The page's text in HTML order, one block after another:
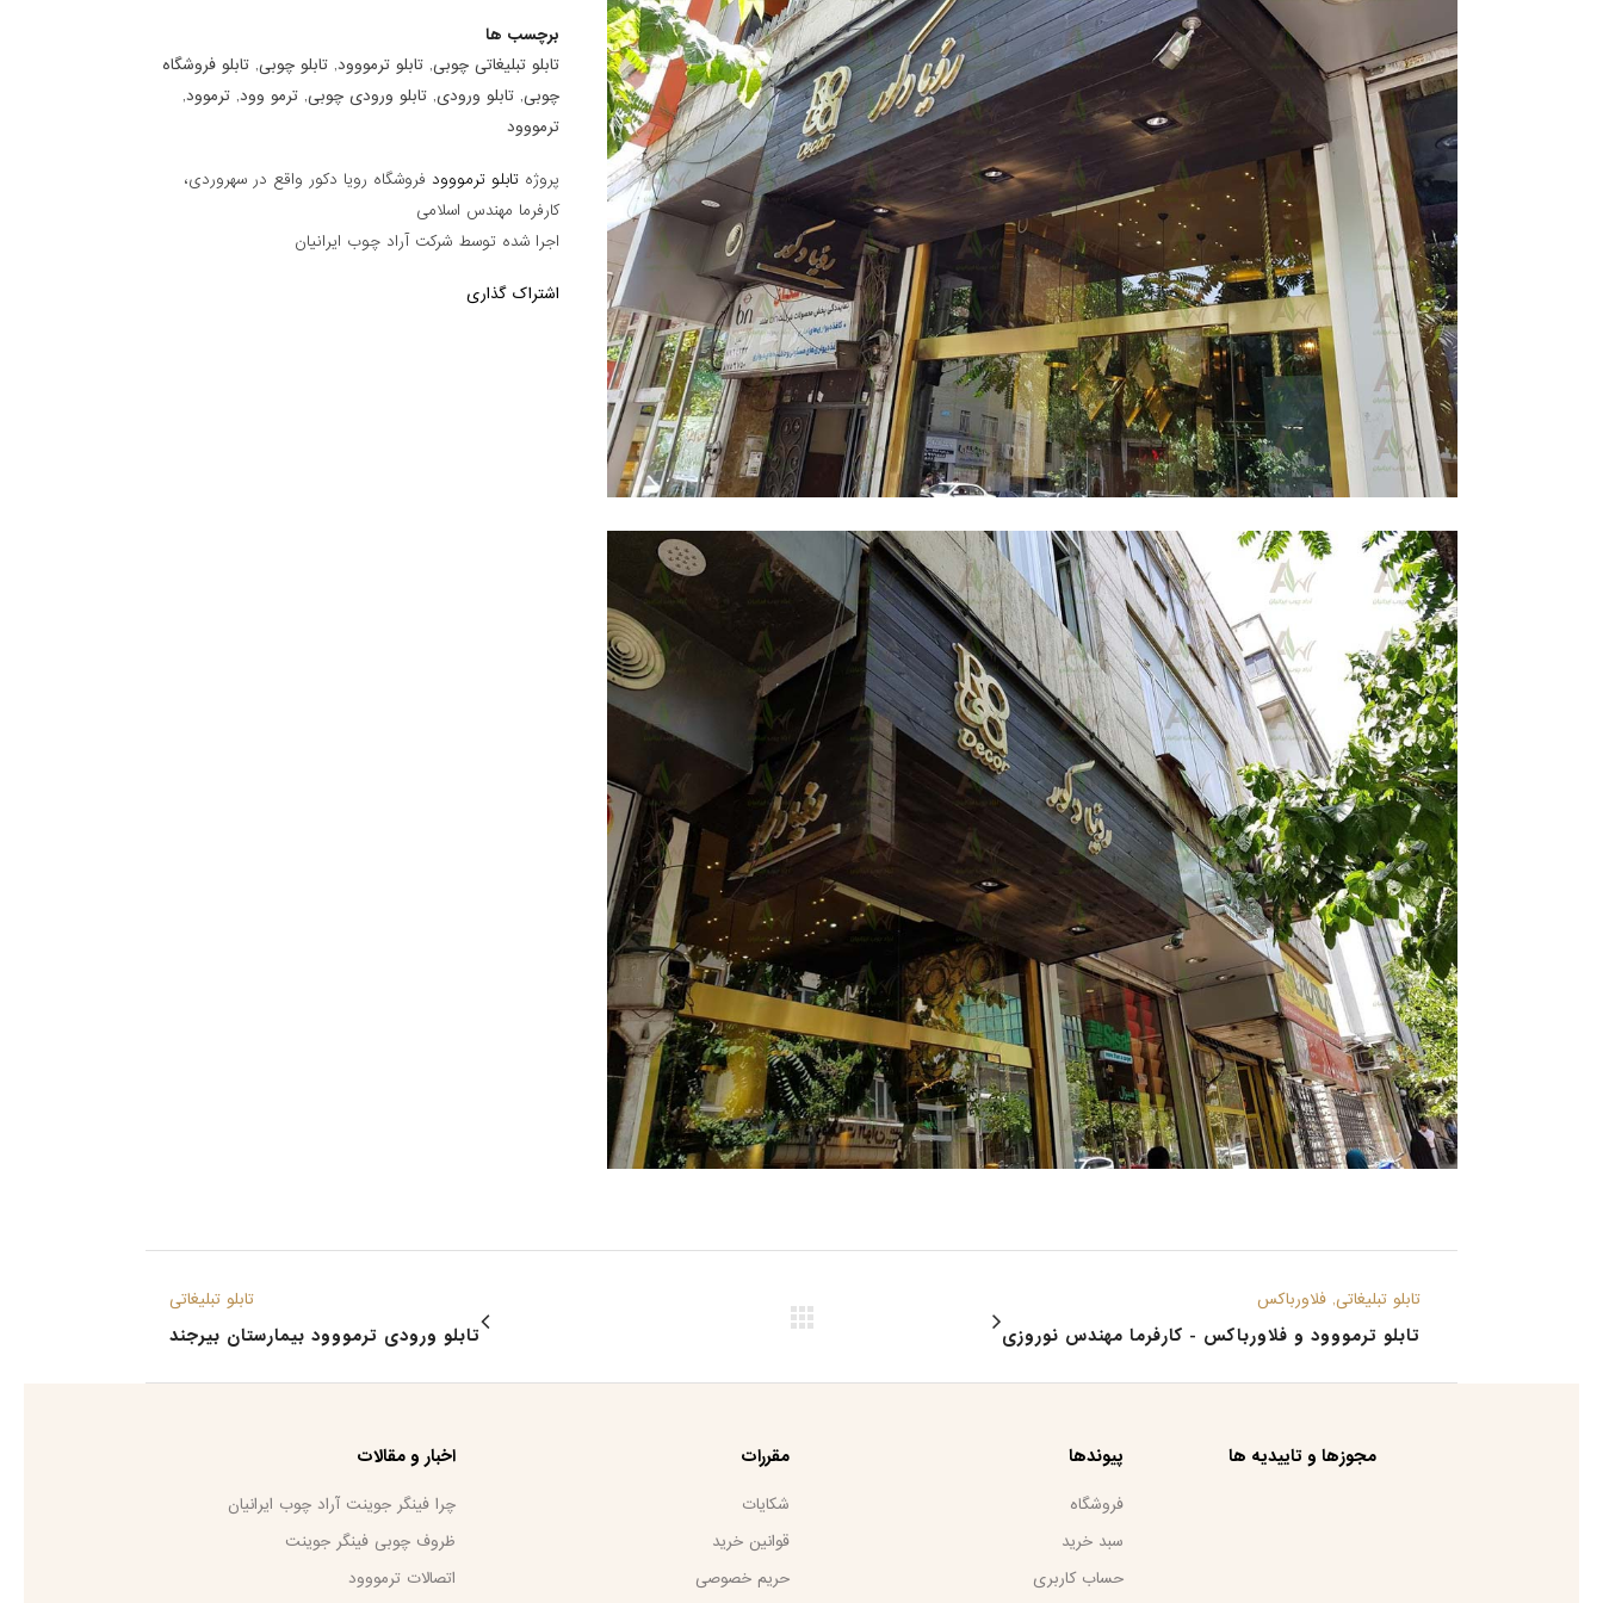
برچسب ها
تابلو تبلیغاتی چوبی, تابلو ترمووود, تابلو چوبی, تابلو فروشگاه
چوبی, تابلو ورودی, تابلو ورودی چوبی, ترمو وود, ترموود,
ترمووود
پروژهتابلو ترمووود فروشگاه رویا دکور واقع در سهروردی،
کارفرما مهندس اسلامی
اجرا شده توسط شرکت آراد چوب ایرانیان
اشتراک گذاری
تابلو تبلیغاتی
تابلو ورودی ترمووود بیمارستان بیرجند
تابلو تبلیغاتی, فلاورباکس
تابلو ترمووود و فلاورباکس - کارفرما مهندس نوروزی
مجوزها و تاییدیه ها پیوندها
فروشگاه
سبد خرید
حساب کاربری
مقررات
شکایات
قوانین خرید
حریم خصوصی
اخبار و مقالات
چرا فینگر جوینت آراد چوب ایرانیان
ظروف چوبی فینگر جوینت
اتصالات ترمووود